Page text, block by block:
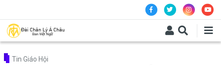
Tin Giáo Hội